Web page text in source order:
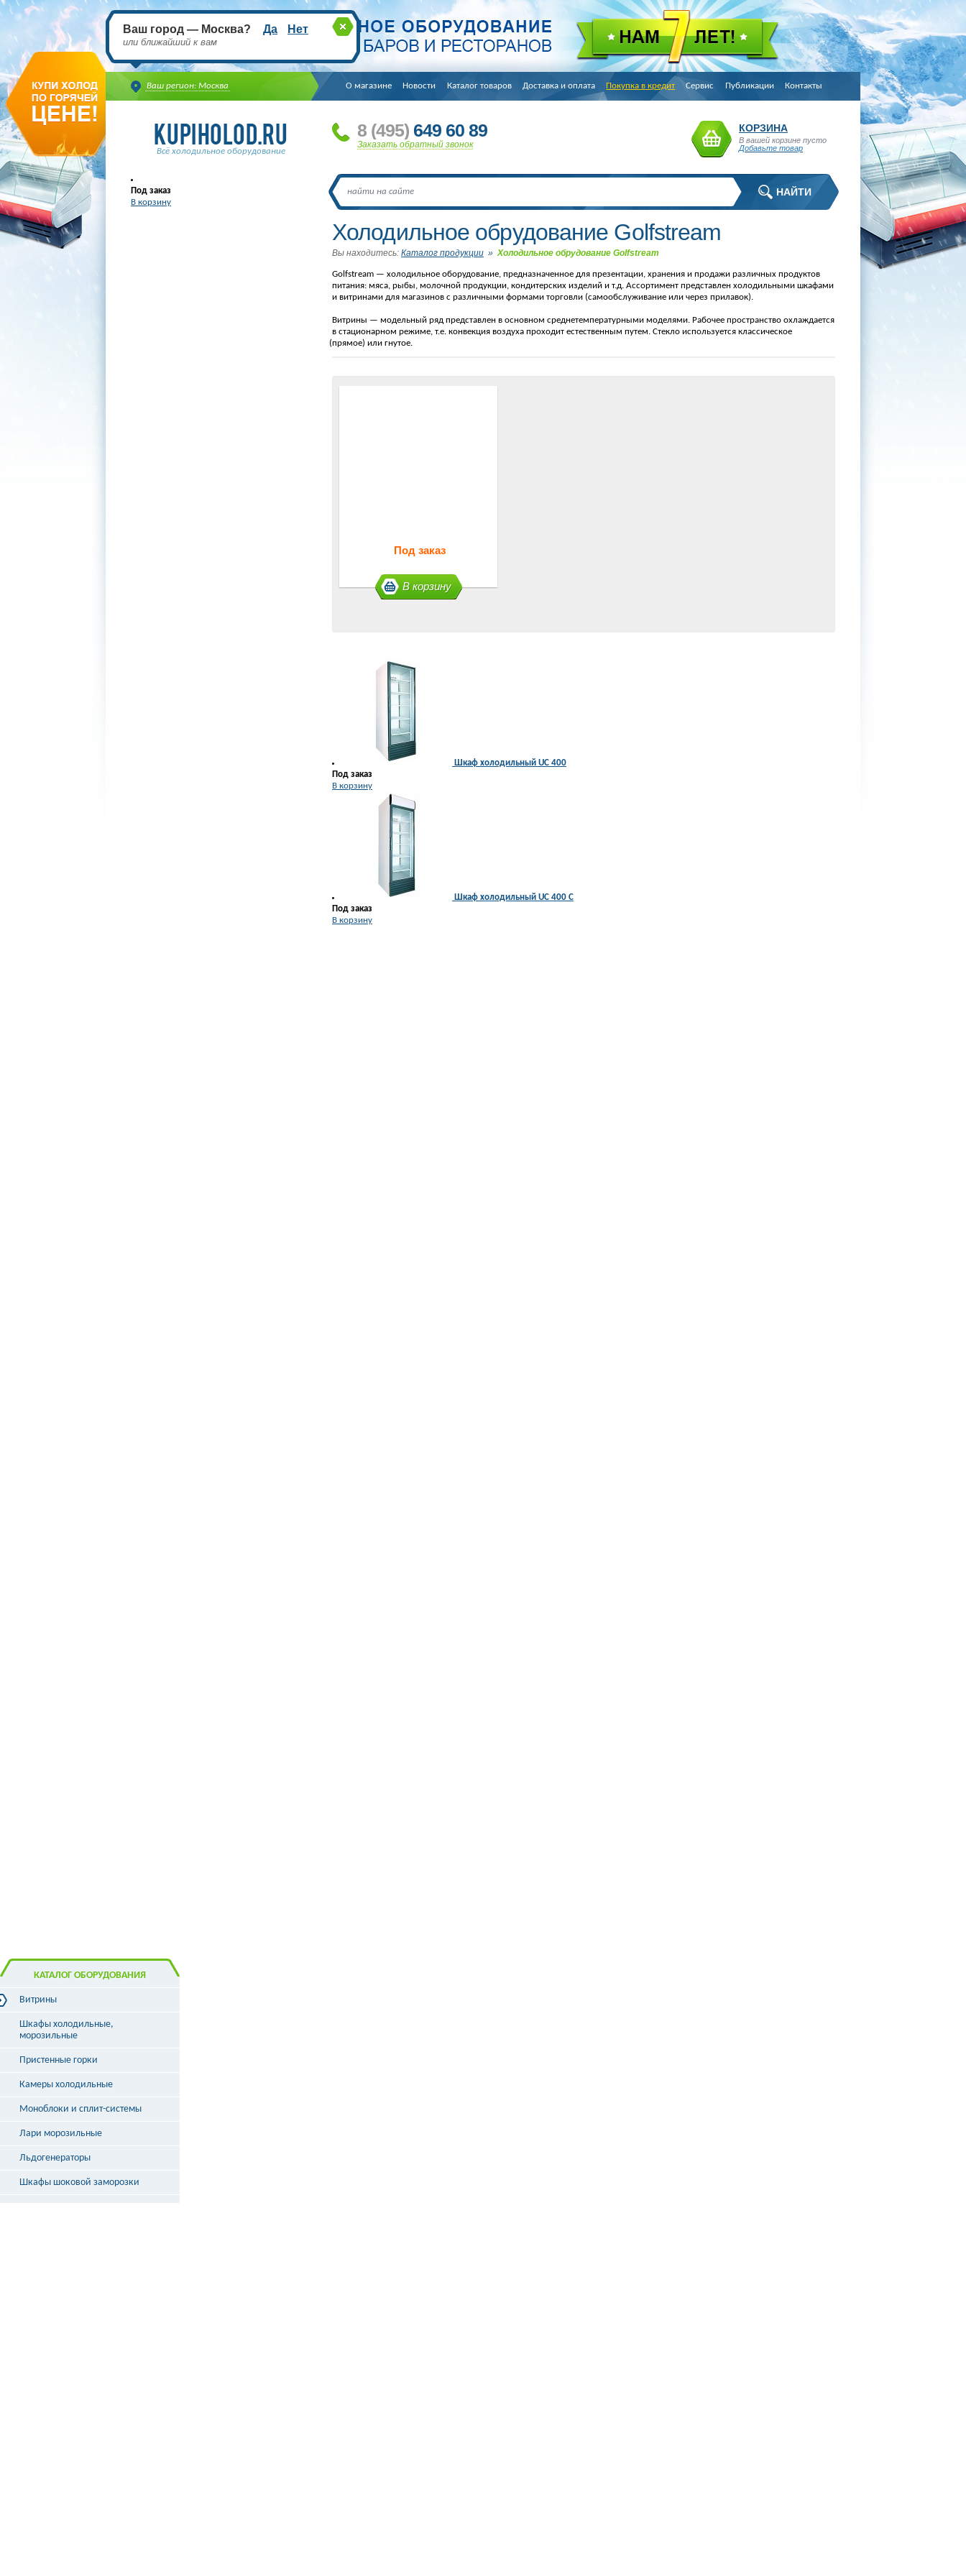
Ваш регион: Москва
Ваш город — Москва? Да Нет
или ближайший к вам
О магазине Новости Каталог товаров Доставка и оплата Покупка в кредит Сервис Публикации Контакты
Всё холодильное оборудование
8 (495) 649 60 89
Заказать обратный звонок
КОРЗИНА
В вашей корзине пусто
Добавьте товар
Холодильное обрудование Golfstream
Вы находитесь: Каталог продукции »Холодильное обрудование Golfstream
Golfstream — холодильное оборудование, предназначенное для презентации, хранения и продажи различных продуктов
питания: мяса, рыбы, молочной продукции, кондитерских изделий и т.д. Ассортимент представлен холодильными шкафами
и витринами для магазинов с различными формами торговли (самообслуживание или через прилавок).
Витрины — модельный ряд представлен в основном среднетемпературными моделями. Рабочее пространство охлаждается
в стационарном режиме, т.е. конвекция воздуха проходит естественным путем. Стекло используется классическое
(прямое) или гнутое.
Под заказ
В корзину
Шкаф холодильный UC 400
Под заказ
В корзину
Шкаф холодильный UC 400 С
Под заказ
В корзину
Под заказ
В корзину
КАТАЛОГ ОБОРУДОВАНИЯ
Витрины
Витрины холодильные
Витрины морозильные
Витрины кондитерские
Витрины угловые
Витрины «рыба на льду»
Шкафы холодильные,
морозильные
Пристенные горки
Камеры холодильные
Моноблоки и сплит-системы
Лари морозильные
Льдогенераторы
Шкафы шоковой заморозки